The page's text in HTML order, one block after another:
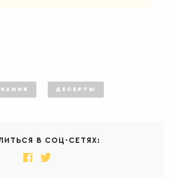
ДЕСЕРТЫ
В СОЦ-СЕТЯХ: